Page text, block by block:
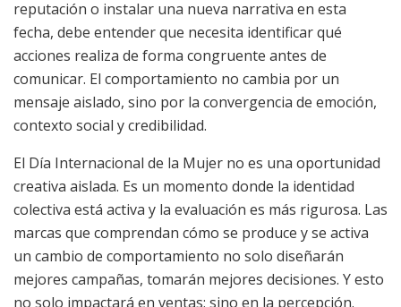
reputación o instalar una nueva narrativa en esta
fecha, debe entender que necesita identificar qué
acciones realiza de forma congruente antes de
comunicar. El comportamiento no cambia por un
mensaje aislado, sino por la convergencia de emoción,
contexto social y credibilidad.
El Día Internacional de la Mujer no es una oportunidad
creativa aislada. Es un momento donde la identidad
colectiva está activa y la evaluación es más rigurosa. Las
marcas que comprendan cómo se produce y se activa
un cambio de comportamiento no solo diseñarán
mejores campañas, tomarán mejores decisiones. Y esto
no solo impactará en ventas; sino en la percepción.